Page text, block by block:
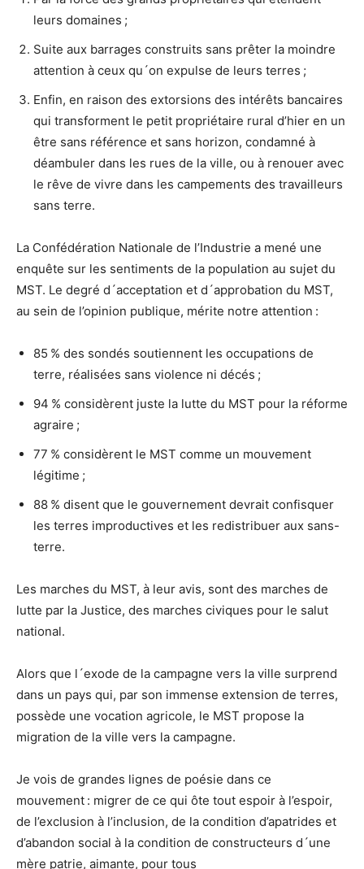
leurs domaines ;
Suite aux barrages construits sans prêter la moindre
attention à ceux qu´on expulse de leurs terres ;
Enfin, en raison des extorsions des intérêts bancaires
qui transforment le petit propriétaire rural d’hier en un
être sans référence et sans horizon, condamné à
déambuler dans les rues de la ville, ou à renouer avec
le rêve de vivre dans les campements des travailleurs
sans terre.
La Confédération Nationale de l’Industrie a mené une
enquête sur les sentiments de la population au sujet du
MST. Le degré d´acceptation et d´approbation du MST,
au sein de l’opinion publique, mérite notre attention :
85 % des sondés soutiennent les occupations de
terre, réalisées sans violence ni décés ;
94 % considèrent juste la lutte du MST pour la réforme
agraire ;
77 % considèrent le MST comme un mouvement
légitime ;
88 % disent que le gouvernement devrait confisquer
les terres improductives et les redistribuer aux sans-
terre.
Les marches du MST, à leur avis, sont des marches de
lutte par la Justice, des marches civiques pour le salut
national.
Alors que l´exode de la campagne vers la ville surprend
dans un pays qui, par son immense extension de terres,
possède une vocation agricole, le MST propose la
migration de la ville vers la campagne.
Je vois de grandes lignes de poésie dans ce
mouvement : migrer de ce qui ôte tout espoir à l’espoir,
de l’exclusion à l’inclusion, de la condition d’apatrides et
d’abandon social à la condition de constructeurs d´une
mère patrie, aimante, pour tous